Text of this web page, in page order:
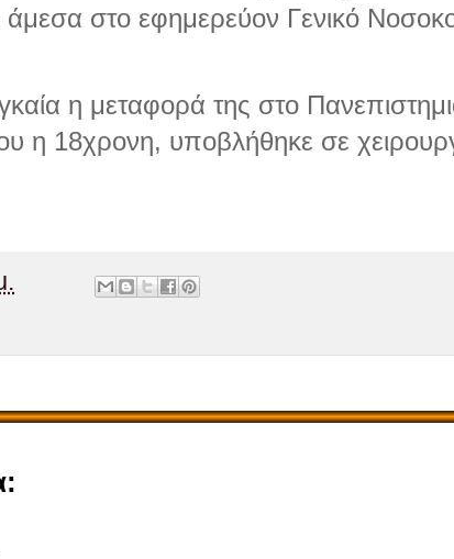
στο εφημερεύον Γενικό
η μεταφορά της στο
η 18χρονη, υποβλήθηκε σε